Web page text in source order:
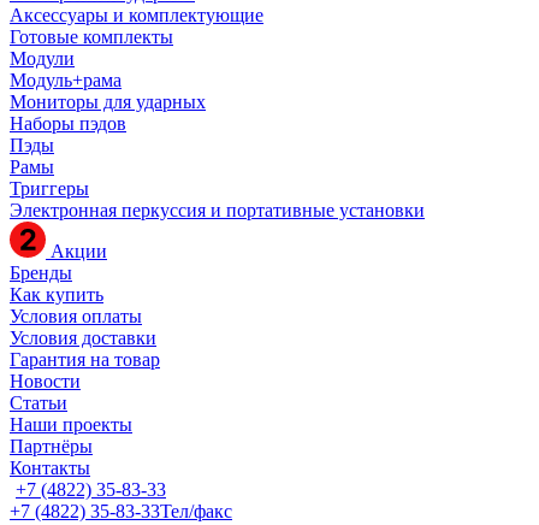
Аксессуары и комплектующие
Готовые комплекты
Модули
Модуль+рама
Мониторы для ударных
Наборы пэдов
Пэды
Рамы
Триггеры
Электронная перкуссия и портативные установки
Акции
Бренды
Как купить
Условия оплаты
Условия доставки
Гарантия на товар
Новости
Статьи
Наши проекты
Партнёры
Контакты
+7 (4822) 35-83-33
+7 (4822) 35-83-33Тел/факс